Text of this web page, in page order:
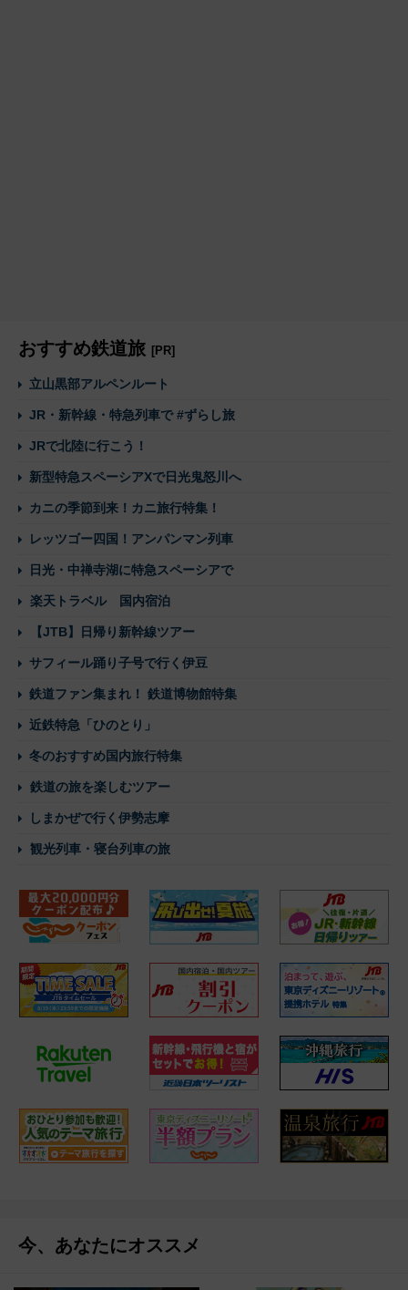
おすすめ鉄道旅 [PR]
立山黒部アルペンルート
JR・新幹線・特急列車で #ずらし旅
JRで北陸に行こう！
新型特急スペーシアXで日光鬼怒川へ
カニの季節到来！カニ旅行特集！
レッツゴー四国！アンパンマン列車
日光・中禅寺湖に特急スペーシアで
楽天トラベル 国内宿泊
【JTB】日帰り新幹線ツアー
サフィール踊り子号で行く伊豆
鉄道ファン集まれ！ 鉄道博物館特集
近鉄特急「ひのとり」
冬のおすすめ国内旅行特集
鉄道の旅を楽しむツアー
しまかぜで行く伊勢志摩
観光列車・寝台列車の旅
今、あなたにオススメ